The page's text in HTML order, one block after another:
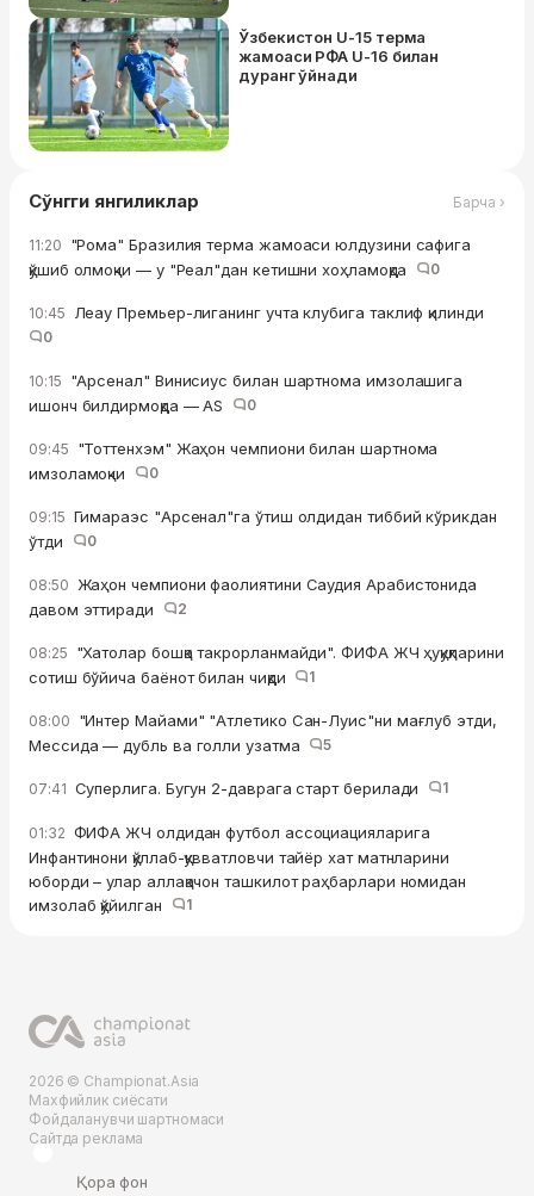
Ўзбекистон U-15 терма
жамоаси РФА U-16 билан
дуранг ўйнади
Сўнгги янгиликлар Барча ›
11:20 "Рома" Бразилия терма жамоаси юлдузини сафига
қўшиб олмоқчи — у "Реал"дан кетишни хоҳламоқда
0
10:45 Леау Премьер-лиганинг учта клубига таклиф қилинди
0
10:15 "Арсенал" Винисиус билан шартнома имзолашига
ишонч билдирмоқда — AS
0
09:45 "Тоттенхэм" Жаҳон чемпиони билан шартнома
имзоламоқчи
0
09:15 Гимараэс "Арсенал"га ўтиш олдидан тиббий кўрикдан
ўтди
0
08:50 Жаҳон чемпиони фаолиятини Саудия Арабистонида
давом эттиради
2
08:25 "Хатолар бошқа такрорланмайди". ФИФА ЖЧ ҳуқуқларини
сотиш бўйича баёнот билан чиқди
1
08:00 "Интер Майами" "Атлетико Сан-Луис"ни мағлуб этди,
Мессида — дубль ва голли узатма
5
07:41 Суперлига. Бугун 2-даврага старт берилади 1
01:32 ФИФА ЖЧ олдидан футбол ассоциацияларига
Инфантинони қўллаб-қувватловчи тайёр хат матнларини
юборди – улар аллақачон ташкилот раҳбарлари номидан
имзолаб қўйилган
1
2026 © Championat.Asia
Махфийлик сиёсати
Фойдаланувчи шартномаси
Сайтда реклама
Қора фон